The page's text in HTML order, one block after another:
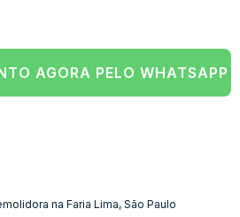
AGORA PELO WHATSAPP
na Faria Lima, São Paulo